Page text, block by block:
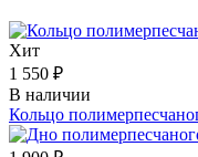
Хит
1 550 ₽
В наличии
Кольцо